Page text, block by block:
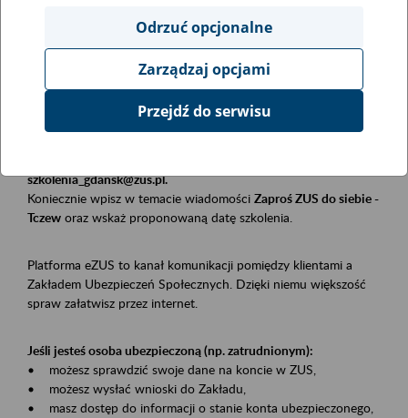
Obszar merytoryczny
Płatnicy, ubezpieczeni, świadczeniobiorcy
Opis wydarzenia
Szkolenie stacjonarne w siedzibie firmy, instytucji, urzędu.
szkolenia_gdansk@zus.pl.
Koniecznie wpisz w temacie wiadomości Zaproś ZUS do siebie -
Tczew oraz wskaż proponowaną datę szkolenia.
Platforma eZUS to kanał komunikacji pomiędzy klientami a
Zakładem Ubezpieczeń Społecznych. Dzięki niemu większość
spraw załatwisz przez internet.
Jeśli jesteś osoba ubezpieczoną (np. zatrudnionym):
• możesz sprawdzić swoje dane na koncie w ZUS,
• możesz wysłać wnioski do Zakładu,
• masz dostęp do informacji o stanie konta ubezpieczonego,
Odrzuć opcjonalne
Zarządzaj opcjami
Przejdź do serwisu